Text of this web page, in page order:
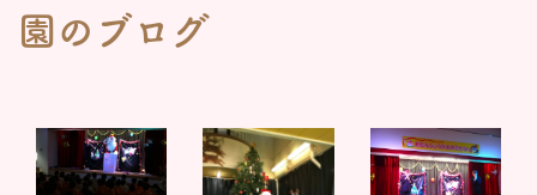
園のブログ